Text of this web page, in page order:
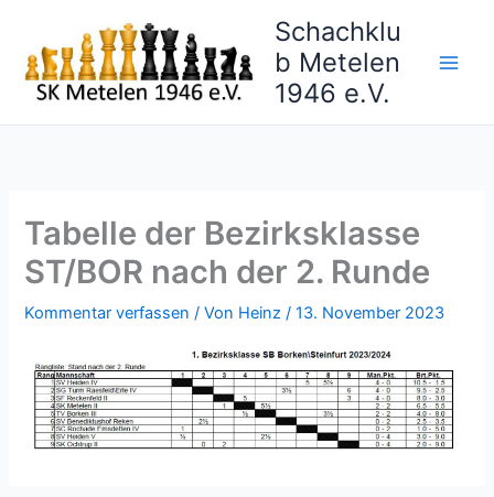
springen
Schachklu
b Metelen
1946 e.V.
Tabelle der Bezirksklasse
ST/BOR nach der 2. Runde
Kommentar verfassen / Von Heinz/13. November 2023